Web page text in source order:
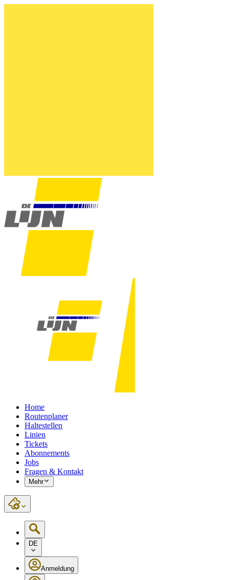
Home
Routenplaner
Haltestellen
Linien
Tickets
Abonnements
Jobs
Fragen & Kontakt
Mehr
DE
Anmeldung